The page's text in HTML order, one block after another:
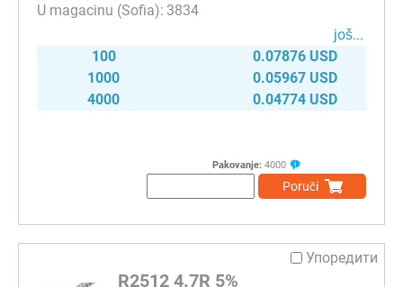
3834
јоš...
100
0.07876 USD
1000
0.05967 USD
4000
0.04774 USD
Pakovanje: 4000
Poruči
Упоредити
R2512 4.7R 5%